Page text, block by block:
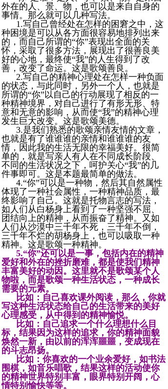
外在的人、景、物，也可以是来自自身的
事情。那么就可以几种写法。
1.写自己曾经处在怎样的困窘之中，这
种困境是可以从各方面很容易地排列出来
的，而自己所谓的“你”表现出全面的关
怀，采取了很多方法，展现出了很善良美
好的心地，最终使“我”的人生得到了改
善，改变了命运。这是歌颂善良。
2.写自己的精神心理处在怎样一种负面
的状态，与此同时，另外一个人，也就是
所谓的“你”以自己的行动展现了相反的一
种精神境界，对自己进行了有形无形、特
意和无意的影响，从而使“我”的精神心理
发生巨大改变。这是歌颂美德。
3.是我们熟悉的歌颂亲情友情的文章，
也就是有了谁谁谁的亲情和谁谁谁的友
情，因此我的生活无限的幸福美好。很简
单的，就是写亲人有人在不同成长阶段、
不同的生活状况之下，呵护关心“我”的几
件事即可。这是本题最简单的做法。
4.“你”可以是一种物，然后其自然属性
体现了一种社会属性，一种精神品质，最
终影响了自己。这就是托物言志的写法，
如人们从白杨身上看到了一种坚强不屈、
团结向上的精神，从而振奋了精神。又如
人们从沙漠中三千年不死，三千年不倒，
三千年不烂的胡杨身上，也可以吸取一种
精神。这是歌颂一种精神。
5.“你”还可以是一事，包括内在的精神
爱好和外在的挫折磨难，都是使我们精神
丰富美好的动因。这里就不是歌颂某个人
物啦，而是歌颂一种生活状态，一种成长
需要的元素。
比如：自己喜欢课外阅读，那么，你就
写这种生活状态给自己的生活带来的美好
心理感受，从中得到的精神愉悦。
比如：自己追求一个什么理想什么目
标，结果因为这样的追求，你的精神面貌
焕然一新，由以前的浑浑噩噩，变成现在
的斗志昂扬。
比如：你喜欢的一个业余爱好，如书法
围棋，如音乐唱歌，结果这样的活动使你
的精神世界特别丰富，眼界特别开阔，心
情特别愉快等等。